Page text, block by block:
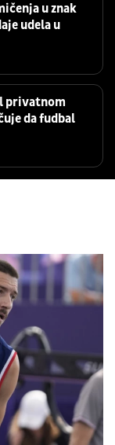
u znak
udela u
privatnom
da fudbal